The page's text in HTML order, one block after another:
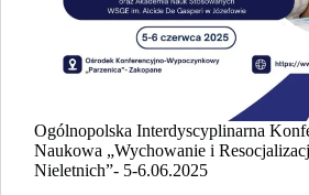
Ogólnopolska Interdyscyplinarna
Naukowa „Wychowanie i
Nieletnich”- 5-6.06.2025